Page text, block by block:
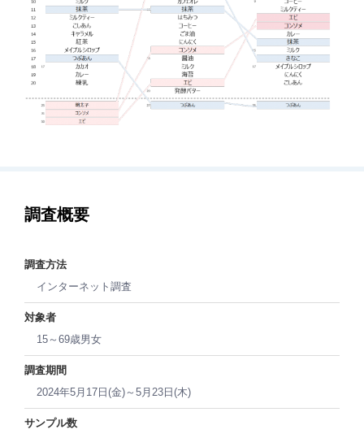
調査概要
調査方法
インターネット調査
対象者
15～69歳男女
調査期間
2024年5月17日(金)～5月23日(木)
サンプル数